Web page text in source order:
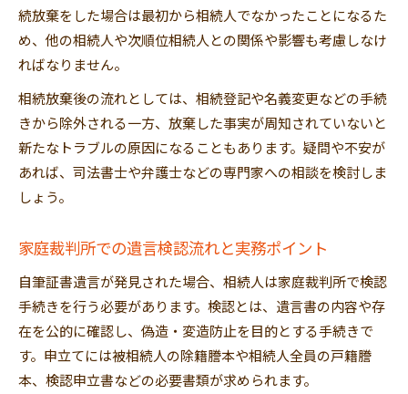
続放棄をした場合は最初から相続人でなかったことになるた
め、他の相続人や次順位相続人との関係や影響も考慮しなけ
ればなりません。
相続放棄後の流れとしては、相続登記や名義変更などの手続
きから除外される一方、放棄した事実が周知されていないと
新たなトラブルの原因になることもあります。疑問や不安が
あれば、司法書士や弁護士などの専門家への相談を検討しま
しょう。
家庭裁判所での遺言検認流れと実務ポイント
自筆証書遺言が発見された場合、相続人は家庭裁判所で検認
手続きを行う必要があります。検認とは、遺言書の内容や存
在を公的に確認し、偽造・変造防止を目的とする手続きで
す。申立てには被相続人の除籍謄本や相続人全員の戸籍謄
本、検認申立書などの必要書類が求められます。